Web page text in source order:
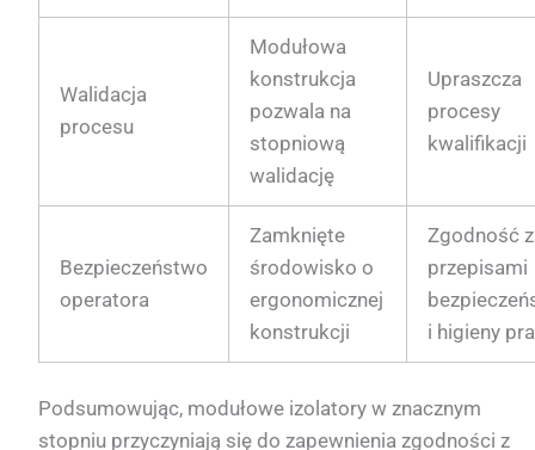
Walidacja
procesu
Modułowa
konstrukcja
pozwala na
stopniową
walidację
Upraszcza
procesy
kwalifikacji
Bezpieczeństwo
operatora
Zamknięte
środowisko o
ergonomicznej
konstrukcji
Zgodność z
przepisami
i higieny
Podsumowując, modułowe izolatory w znacznym
stopniu przyczyniają się do zapewnienia zgodności z